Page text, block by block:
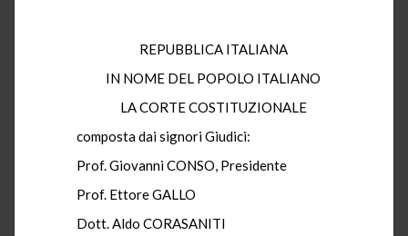
REPUBBLICA ITALIANA
IN NOME DEL POPOLO ITALIANO
LA CORTE COSTITUZIONALE
composta dai signori Giudici:
Prof. Giovanni CONSO, Presidente
Prof. Ettore GALLO
Dott. Aldo CORASANITI